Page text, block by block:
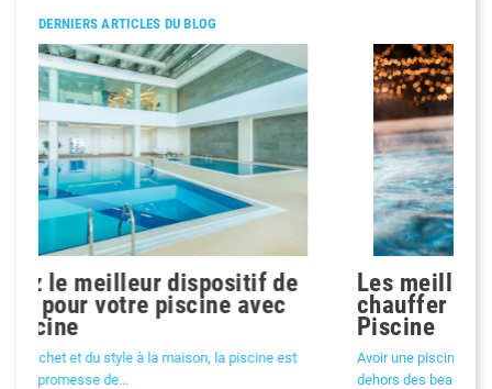
DERNIERS ARTICLES DU BLOG
Les meilleurs équipements pour
chauffer votre piscine avec Shop-
Piscine
Avoir une piscine privée et pouvoir en profiter même en
dehors des beaux jours est un...
Précédent